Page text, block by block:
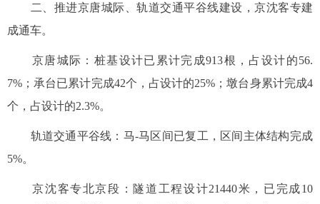
二、推进京唐城际、轨道交通平谷线建设，京沈客专建
成通车。
京唐城际：桩基设计已累计完成913根，占设计的56.
7%；承台已累计完成42个，占设计的25%；墩台身累计完成4
个，占设计的2.3%。
轨道交通平谷线：马-马区间已复工，区间主体结构完成
5%。
京沈客专北京段：隧道工程设计21440米，已完成10